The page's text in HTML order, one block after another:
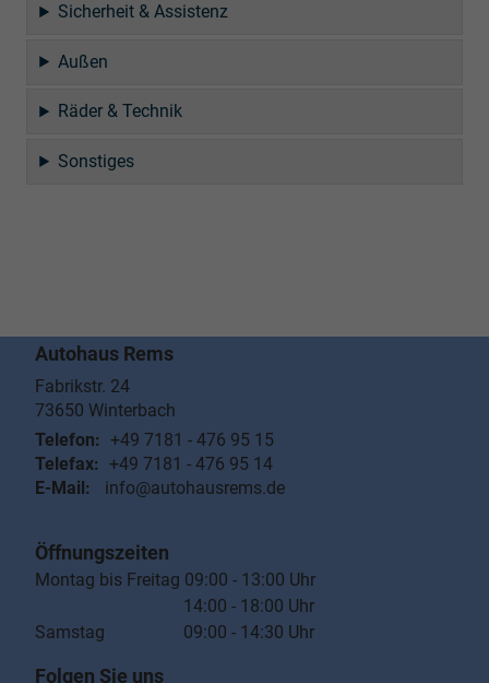
Sicherheit & Assistenz
Außen
Räder & Technik
Sonstiges
Autohaus Rems
Fabrikstr. 24
73650 Winterbach
Telefon: +49 7181 - 476 95 15
Telefax: +49 7181 - 476 95 14
E-Mail:
info@autohausrems.de
Öffnungszeiten
Montag bis Freitag 09:00 - 13:00 Uhr
14:00 - 18:00 Uhr
Samstag 09:00 - 14:30 Uhr
Folgen Sie uns